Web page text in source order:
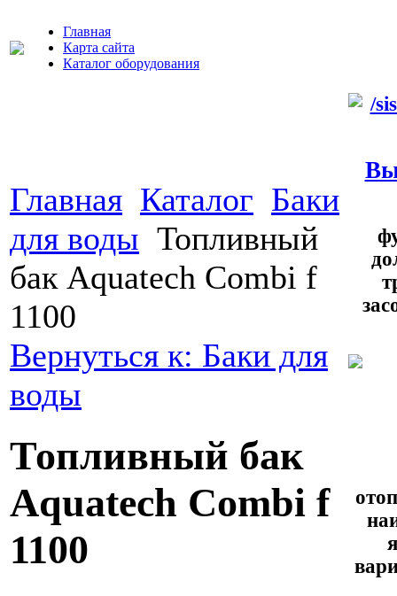
Главная
Карта сайта
Каталог оборудования
Главная Каталог Баки
для воды Топливный
бак Aquatech Combi f
1100
Вернуться к: Баки для
воды
Топливный бак
Aquatech Combi f
1100